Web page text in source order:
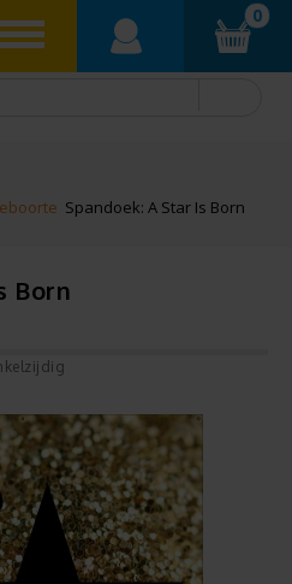
0
Spandoek: A Star Is Born
Born